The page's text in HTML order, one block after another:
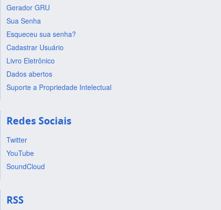
Gerador GRU
Sua Senha
Esqueceu sua senha?
Cadastrar Usuário
Livro Eletrônico
Dados abertos
Suporte a Propriedade Intelectual
Redes Sociais
Twitter
YouTube
SoundCloud
RSS